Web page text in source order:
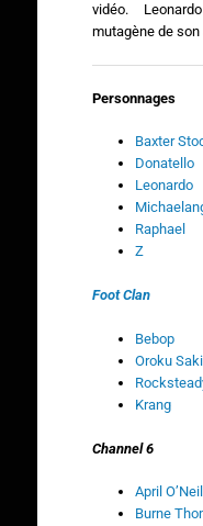
vidéo.
mutagène de
Personnages
Baxter
Donatello
Leonardo
Raphael
Z
Foot Clan
Bebop
Oroku Saki
Krang
Channel 6
April O’Neil
Burne